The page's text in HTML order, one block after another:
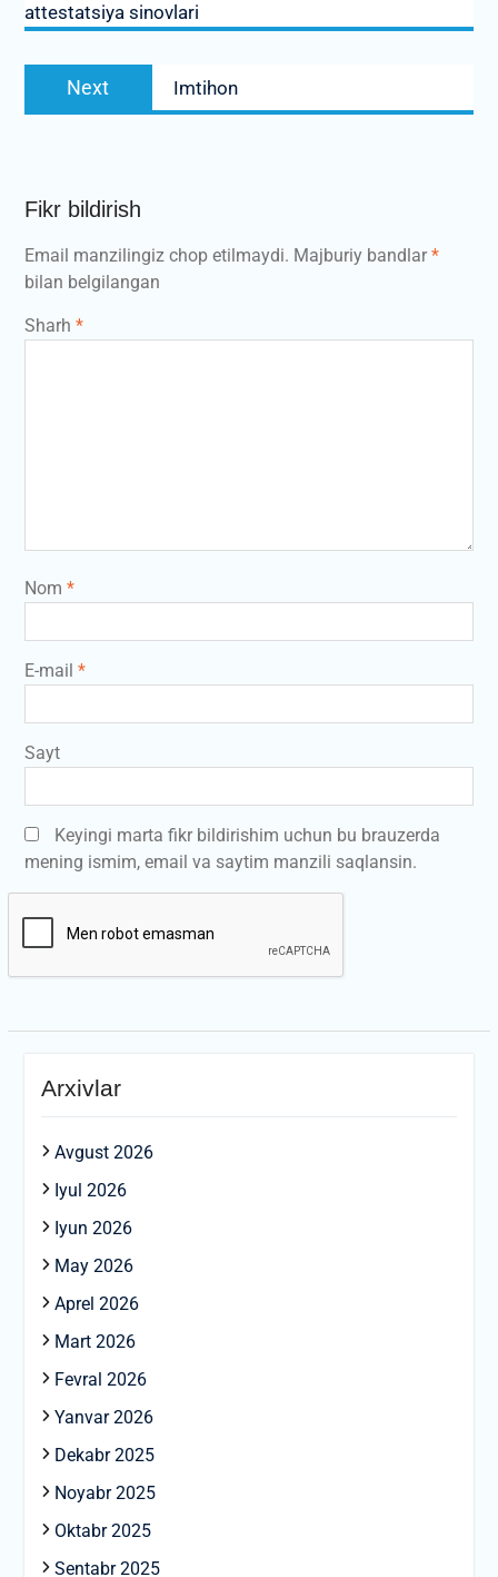
attestatsiya sinovlari
Next
Next
post:
Imtihon
Fikr bildirish
Email manzilingiz chop etilmaydi. Majburiy bandlar*
bilan belgilangan
Sharh *
Nom *
E-mail *
Sayt
Keyingi marta fikr bildirishim uchun bu brauzerda
mening ismim, email va saytim manzili saqlansin.
Arxivlar
Avgust 2026
Iyul 2026
Iyun 2026
May 2026
Aprel 2026
Mart 2026
Fevral 2026
Yanvar 2026
Dekabr 2025
Noyabr 2025
Oktabr 2025
Sentabr 2025